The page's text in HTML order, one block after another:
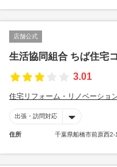
店舗公式
生活協同組合 ちば住宅
3.01
住宅リフォーム・リノベーショ
出張・訪問対応
住所 千葉県船橋市前原西2-